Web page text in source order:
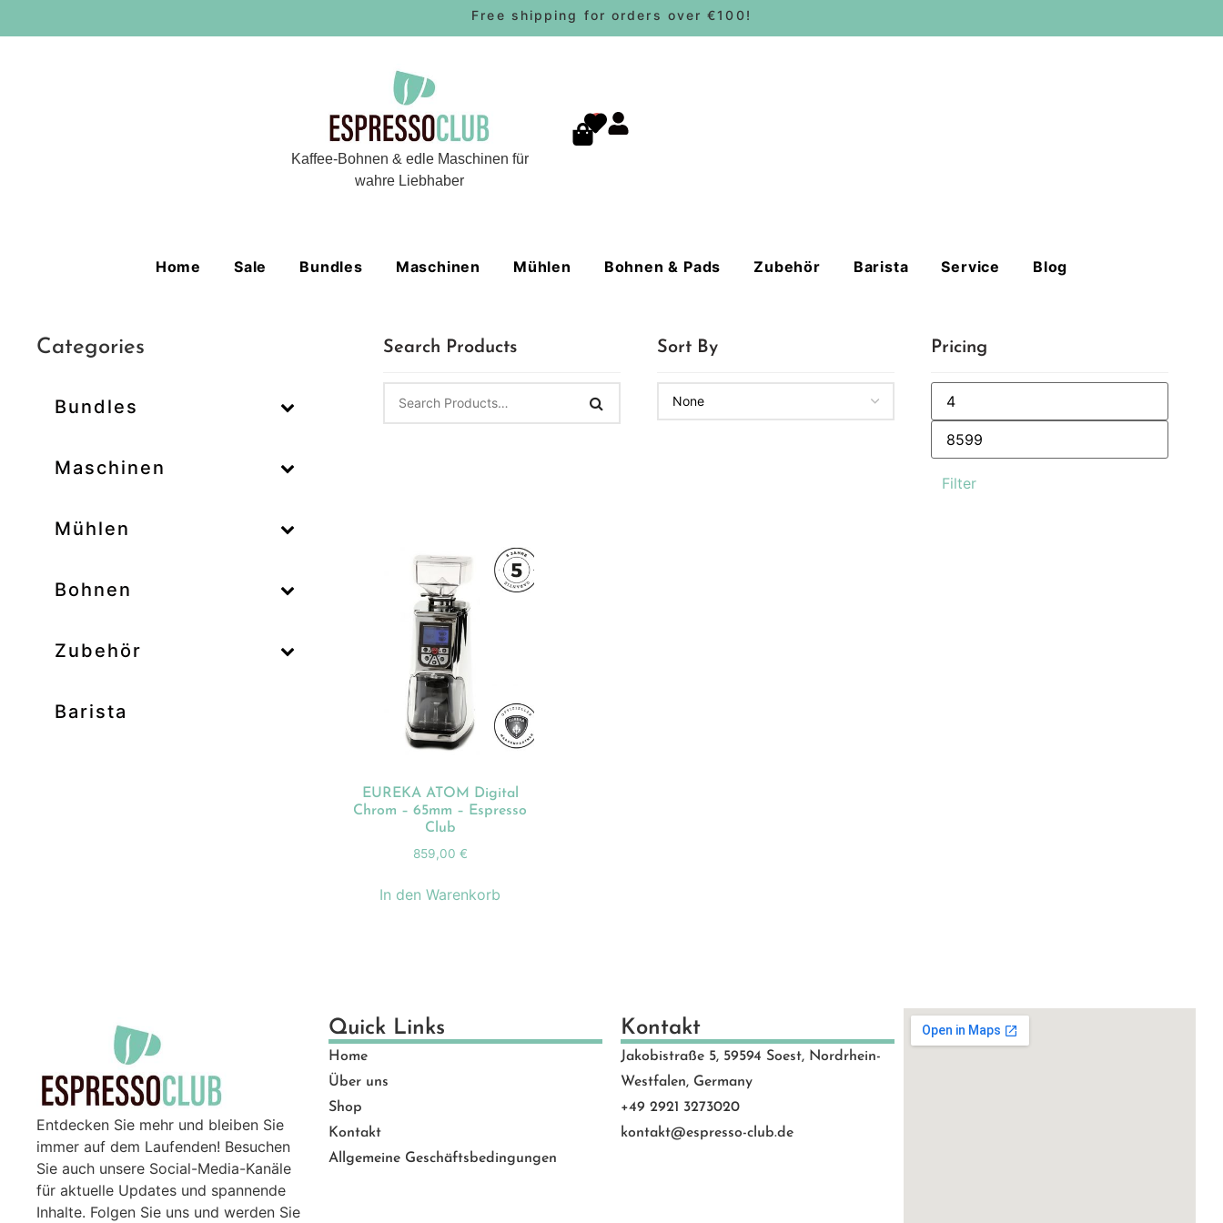
Free shipping for orders over €100!
Kaffee-Bohnen & edle Maschinen für
wahre Liebhaber
0
Home Sale Bundles Maschinen Mühlen Bohnen & Pads Zubehör Barista Service Blog
Categories
Bundles
Maschinen
–
Mühlen
–
Bohnen
–
Zubehör
Barista
Search Products Sort By Pricing
Filter
Zum Verkauf (32)
Produkt-Kategorien
Unkategorisiert
Abonnements
(0)
Barista(1)
Bundles (18)
Geschenkideen
Gutscheine(8)
Top Rated
Zubehör(88)
EUREKA ATOM Digital
Chrom – 65mm – Espresso
Club
859,00 €
In den Warenkorb
Entdecken Sie mehr und bleiben Sie
immer auf dem Laufenden! Besuchen
Sie auch unsere Social-Media-Kanäle
für aktuelle Updates und spannende
Inhalte. Folgen Sie uns und werden Sie
Quick Links
Home
Über uns
Shop
Kontakt
Allgemeine Geschäftsbedingungen
Kontakt
Jakobistraße 5, 59594 Soest, Nordrhein-
Westfalen, Germany
+49 2921 3273020
kontakt@espresso-club.de